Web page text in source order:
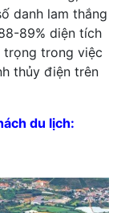
danh lam thắng
89% diện tích
trọng trong việc
thủy điện trên
du lịch: